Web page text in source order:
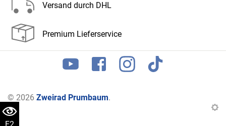
Versand durch DHL
Premium Lieferservice
© 2026 Zweirad Prumbaum.